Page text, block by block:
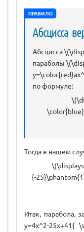
ПРАВИЛО
Абсцисса
Абсцисса
параболы
по формуле:
Тогда в нашем
{-
Итак, парабола,
y=4x^2-25x+41{